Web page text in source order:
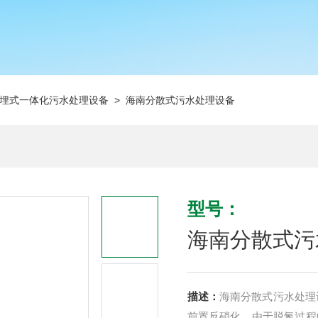
式一体化污水处理设备 > 海南分散式污水处理设备
型号：
海南分散式
描述： 海南分散式污水处